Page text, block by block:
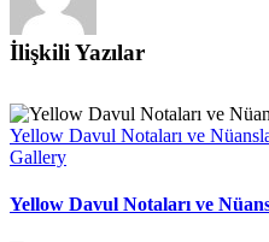
İlişkili Yazılar
Yellow Davul Notaları ve
Gallery
Yellow Davul Notaları ve